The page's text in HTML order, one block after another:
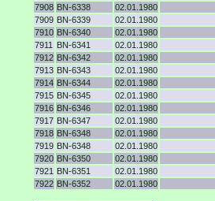
7908 BN-6338
02.01.1980
7909 BN-6339
02.01.1980
7910 BN-6340
02.01.1980
7911
BN-6341
02.01.1980
7912 BN-6342
02.01.1980
7913 BN-6343
02.01.1980
7914 BN-6344
02.01.1980
7915 BN-6345
02.01.1980
7916 BN-6346
02.01.1980
7917 BN-6347
02.01.1980
7918 BN-6348
02.01.1980
7919 BN-6348
02.01.1980
7920 BN-6350
02.01.1980
7921 BN-6351
02.01.1980
7922 BN-6352 02.01.1980